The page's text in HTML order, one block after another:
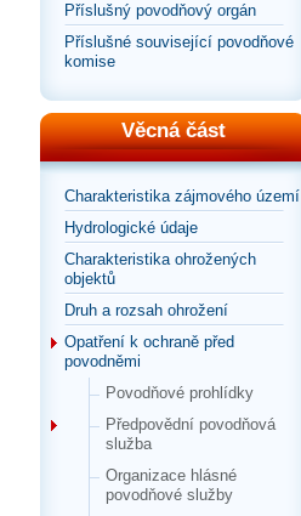
Příslušný povodňový orgán
Příslušné související povodňové
komise
Věcná část
Charakteristika zájmového území
Hydrologické údaje
Charakteristika ohrožených
objektů
Druh a rozsah ohrožení
Opatření k ochraně před
povodněmi
Povodňové prohlídky
Předpovědní povodňová
služba
Organizace hlásné
povodňové služby